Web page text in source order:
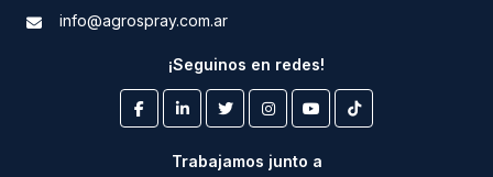
info@agrospray.com.ar
¡Seguinos en redes!
Trabajamos junto a